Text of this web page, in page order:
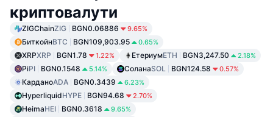
криптовалути
ZIGChainZIG BGN0.06886 9.65%
БиткойнBTC BGN109,903.95 0.65%
XRPXRP BGN1.78 1.22% ЕтериумETH BGN3,247.50 2.18%
PiPI BGN0.1548 5.14% СоланаSOL BGN124.58 0.57%
КарданоADA BGN0.3439 6.23%
HyperliquidHYPE BGN94.68 2.70%
HeimaHEI BGN0.3618 9.65%